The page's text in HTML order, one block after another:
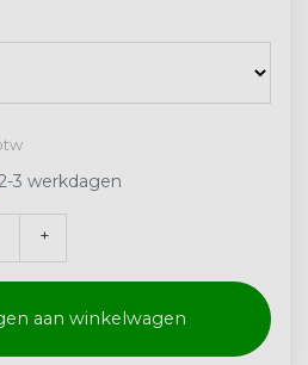
3 werkdagen
+
aan winkelwagen